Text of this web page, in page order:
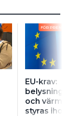
FÖR
EU-krav:
belysning,
och
styras ihop